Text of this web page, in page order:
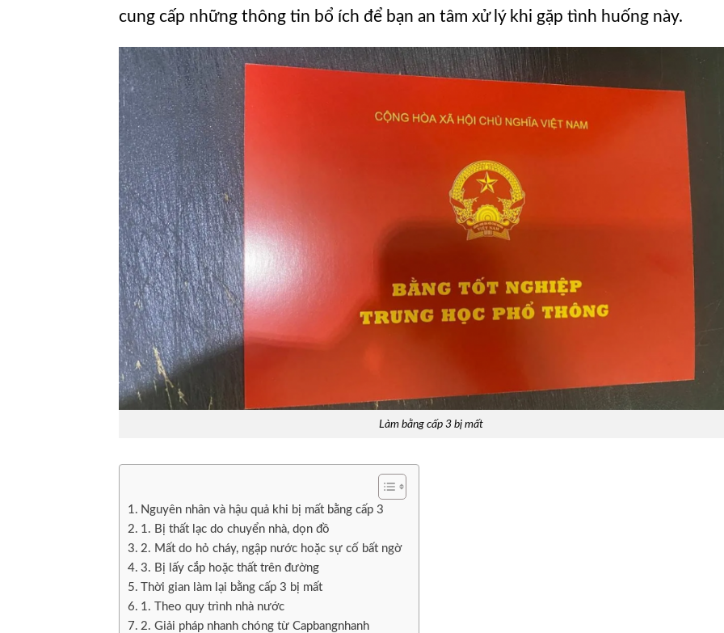
cung cấp những thông tin bổ ích để bạn an tâm xử lý khi gặp tình huống này.
Làm bằng cấp 3 bị mất
Nguyên nhân và hậu quả khi bị mất bằng cấp 3
1. Bị thất lạc do chuyển nhà, dọn đồ
2. Mất do hỏ cháy, ngập nước hoặc sự cố bất ngờ
3. Bị lấy cắp hoặc thất trên đường
Thời gian làm lại bằng cấp 3 bị mất
1. Theo quy trình nhà nước
2. Giải pháp nhanh chóng từ Capbangnhanh